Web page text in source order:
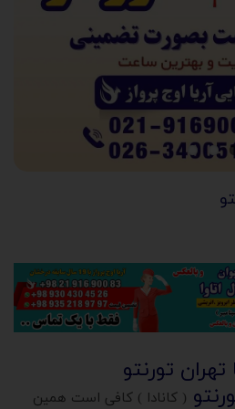
تورنتو
( کانادا ) کافی است همین